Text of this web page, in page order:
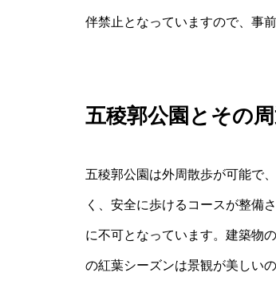
伴禁止となっていますので、事
五稜郭公園とその
五稜郭公園は外周散歩が可能で
く、安全に歩けるコースが整備
に不可となっています。建築物
の紅葉シーズンは景観が美しい